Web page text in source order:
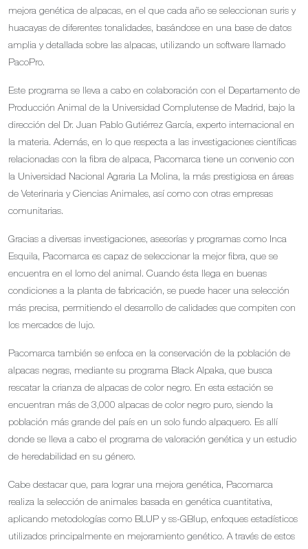
mejora genética de alpacas, en el que cada año se seleccionan suris y
huacayas de diferentes tonalidades, basándose en una base de datos
amplia y detallada sobre las alpacas, utilizando un software llamado
PacoPro.
Este programa se lleva a cabo en colaboración con el Departamento de
Producción Animal de la Universidad Complutense de Madrid, bajo la
dirección del Dr. Juan Pablo Gutiérrez García, experto internacional en
la materia. Además, en lo que respecta a las investigaciones científicas
relacionadas con la fibra de alpaca, Pacomarca tiene un convenio con
la Universidad Nacional Agraria La Molina, la más prestigiosa en áreas
de Veterinaria y Ciencias Animales, así como con otras empresas
comunitarias.
Gracias a diversas investigaciones, asesorías y programas como Inca
Esquila, Pacomarca es capaz de seleccionar la mejor fibra, que se
encuentra en el lomo del animal. Cuando ésta llega en buenas
condiciones a la planta de fabricación, se puede hacer una selección
más precisa, permitiendo el desarrollo de calidades que compiten con
los mercados de lujo.
Pacomarca también se enfoca en la conservación de la población de
alpacas negras, mediante su programa Black Alpaka, que busca
rescatar la crianza de alpacas de color negro. En esta estación se
encuentran más de 3,000 alpacas de color negro puro, siendo la
población más grande del país en un solo fundo alpaquero. Es allí
donde se lleva a cabo el programa de valoración genética y un estudio
de heredabilidad en su género.
Cabe destacar que, para lograr una mejora genética, Pacomarca
realiza la selección de animales basada en genética cuantitativa,
aplicando metodologías como BLUP y ss-GBlup, enfoques estadísticos
utilizados principalmente en mejoramiento genético. A través de estos